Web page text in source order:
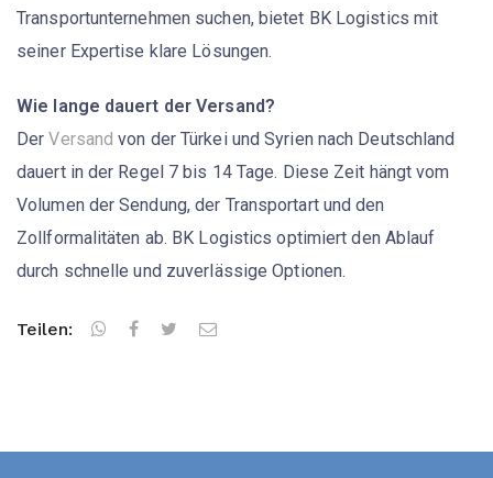
Transportunternehmen suchen, bietet BK Logistics mit
seiner Expertise klare Lösungen.
Wie lange dauert der Versand?
DerVersand von der Türkei und Syrien nach Deutschland
dauert in der Regel 7 bis 14 Tage. Diese Zeit hängt vom
Volumen der Sendung, der Transportart und den
Zollformalitäten ab. BK Logistics optimiert den Ablauf
durch schnelle und zuverlässige Optionen.
Teilen: